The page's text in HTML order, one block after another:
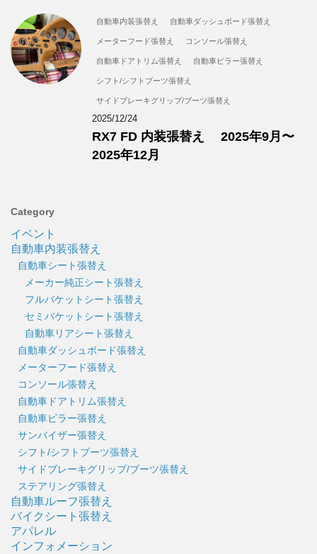
自動車内装張替え 自動車ダッシュボード張替え
メーターフード張替え コンソール張替え
自動車ドアトリム張替え 自動車ピラー張替え
シフト/シフトブーツ張替え
サイドブレーキグリップ/ブーツ張替え
2025/12/24
RX7 FD 内装張替え 2025年9月〜
2025年12月
Category
イベント
自動車内装張替え
自動車シート張替え
メーカー純正シート張替え
フルバケットシート張替え
セミバケットシート張替え
自動車リアシート張替え
自動車ダッシュボード張替え
メーターフード張替え
コンソール張替え
自動車ドアトリム張替え
自動車ピラー張替え
サンバイザー張替え
シフト/シフトブーツ張替え
サイドブレーキグリップ/ブーツ張替え
ステアリング張替え
自動車ルーフ張替え
バイクシート張替え
アパレル
インフォメーション